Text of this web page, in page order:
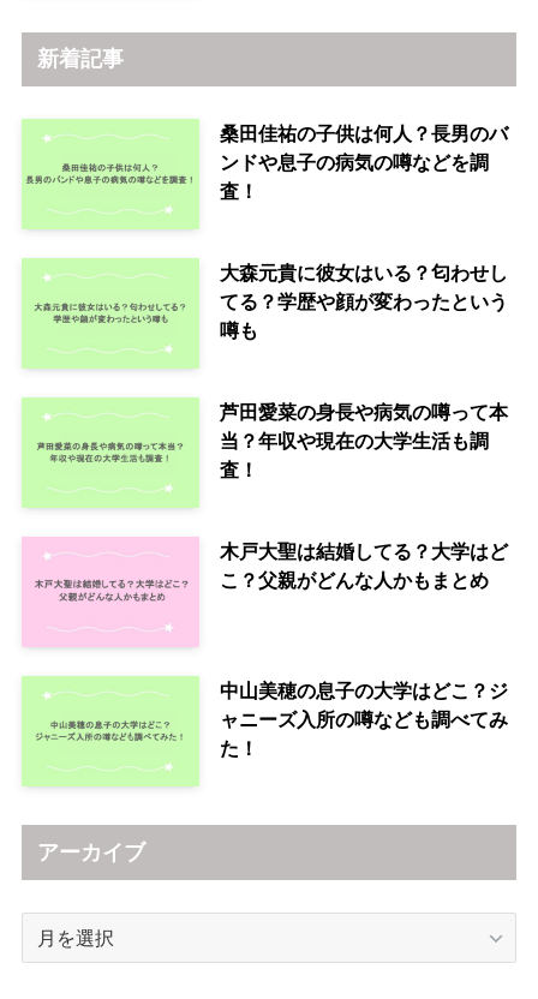
新着記事
桑田佳祐の子供は何人？長男のバ
ンドや息子の病気の噂などを調
査！
大森元貴に彼女はいる？匂わせし
てる？学歴や顔が変わったという
噂も
芦田愛菜の身長や病気の噂って本
当？年収や現在の大学生活も調
査！
木戸大聖は結婚してる？大学はど
こ？父親がどんな人かもまとめ
中山美穂の息子の大学はどこ？ジ
ャニーズ入所の噂なども調べてみ
た！
アーカイブ